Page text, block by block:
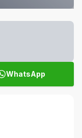
WhatsApp